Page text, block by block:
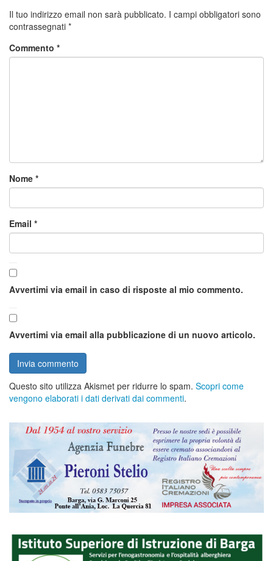
Il tuo indirizzo email non sarà pubblicato. I campi obbligatori sono
contrassegnati *
Commento *
Nome *
Email *
Avvertimi via email in caso di risposte al mio commento.
Avvertimi via email alla pubblicazione di un nuovo articolo.
Questo sito utilizza Akismet per ridurre lo spam. Scopri come
vengono elaborati i dati derivati dai commenti.